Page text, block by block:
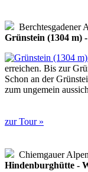
Berchtesgadener
Grünstein (1304 m)
erreichen. Bis zur
Schon an der
zum ungemein
zur Tour »
Chiemgauer Alpen
Hindenburghütte -